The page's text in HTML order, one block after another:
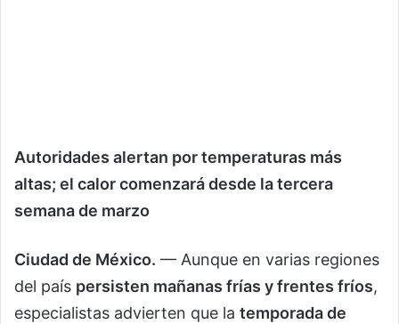
Autoridades alertan por temperaturas más
altas; el calor comenzará desde la tercera
semana de marzo
Ciudad de México. — Aunque en varias regiones
del país persisten mañanas frías y frentes fríos,
especialistas advierten que la temporada de